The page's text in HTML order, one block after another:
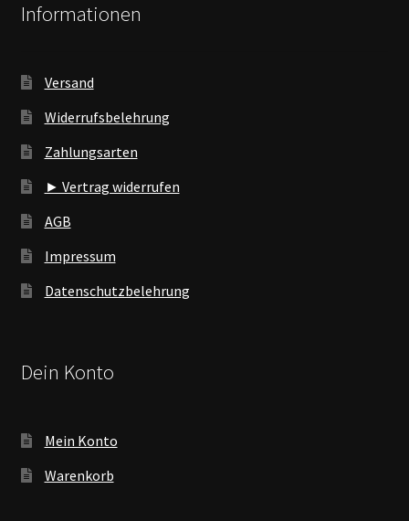
Informationen
Versand
Widerrufsbelehrung
Zahlungsarten
► Vertrag widerrufen
AGB
Impressum
Datenschutzbelehrung
Dein Konto
Mein Konto
Warenkorb